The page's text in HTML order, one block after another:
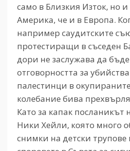
само в Близкия Изток, но
Америка, че и в Европа.
например саудитските
протестиращи в съседен
дори не заслужава да
отговорността за
палестинци в
колебание бива
Като за капак
Ники Хейли, която много
снимки на детски трупове